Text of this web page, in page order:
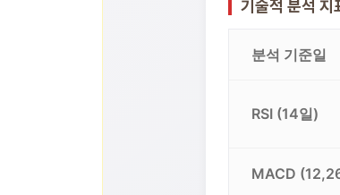
기술적 분석
분석 기준일
RSI (14일)
MACD